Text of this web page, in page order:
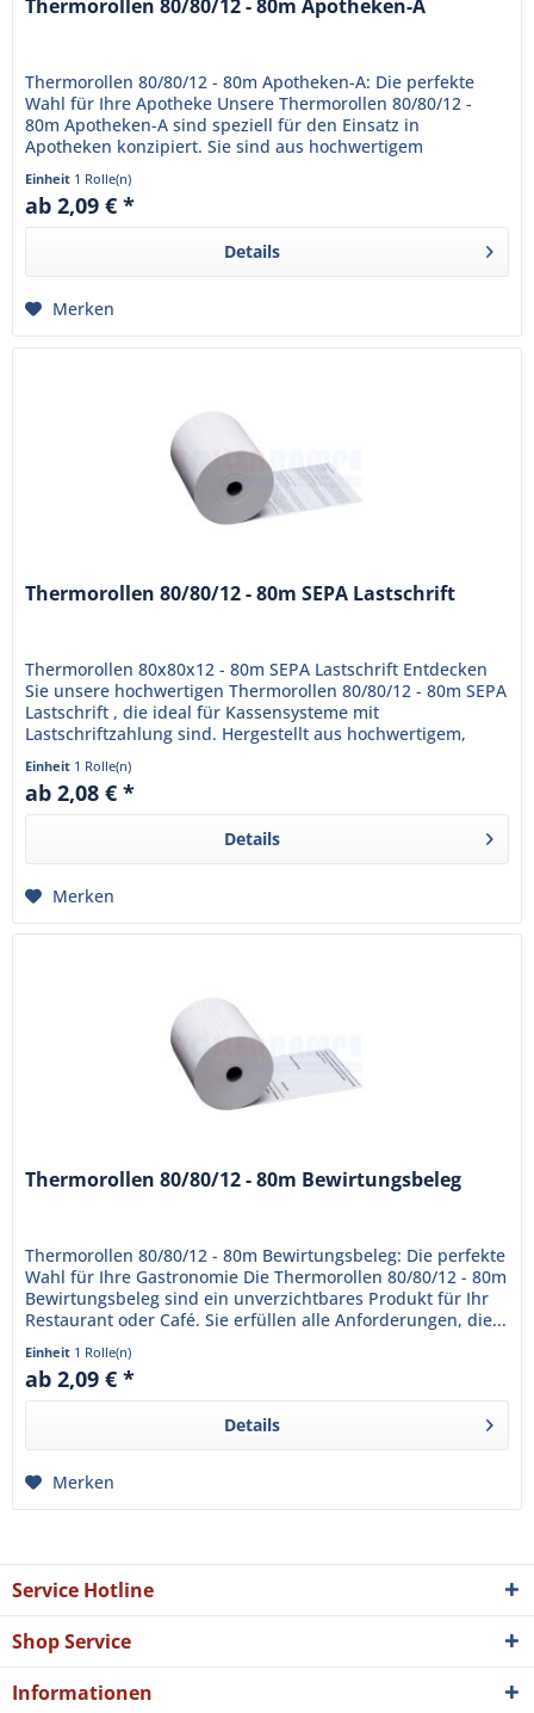
Thermorollen 80/80/12 - 80m Apotheken-A
Thermorollen 80/80/12 - 80m Apotheken-A: Die perfekte
Wahl für Ihre Apotheke Unsere Thermorollen 80/80/12 -
80m Apotheken-A sind speziell für den Einsatz in
Apotheken konzipiert. Sie sind aus hochwertigem
Thermopapier gefertigt und...
Einheit 1 Rolle(n)
ab 2,09 € *
Details
Merken
Thermorollen 80/80/12 - 80m SEPA Lastschrift
Thermorollen 80x80x12 - 80m SEPA Lastschrift Entdecken
Sie unsere hochwertigen Thermorollen 80/80/12 - 80m SEPA
Lastschrift , die ideal für Kassensysteme mit
Lastschriftzahlung sind. Hergestellt aus hochwertigem,
Einheit 1 Rolle(n)
ab 2,08 € *
Details
Merken
Thermorollen 80/80/12 - 80m Bewirtungsbeleg
Thermorollen 80/80/12 - 80m Bewirtungsbeleg: Die perfekte
Wahl für Ihre Gastronomie Die Thermorollen 80/80/12 - 80m
Bewirtungsbeleg sind ein unverzichtbares Produkt für Ihr
Restaurant oder Café. Sie erfüllen alle Anforderungen, die...
Einheit 1 Rolle(n)
ab 2,09 € *
Details
Merken
Service Hotline
Shop Service
Informationen